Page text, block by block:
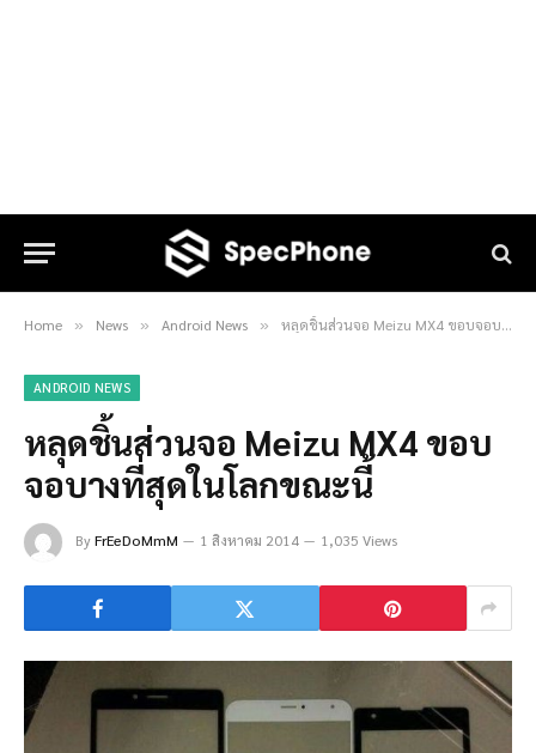
Home » News » Android News » หลุดชิ้นส่วนจอ Meizu MX4 ขอบจอบางที่สุดในโลกขณะนี้
ANDROID NEWS
หลุดชิ้นส่วนจอ Meizu MX4 ขอบ
จอบางที่สุดในโลกขณะนี้
ByFrEeDoMmM 1 สิงหาคม 2014 1,035 Views